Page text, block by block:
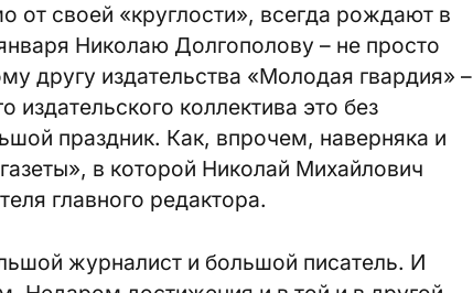
от своей «круглости», всегда рождают в
Николаю Долгополову – не просто
другу издательства «Молодая гвардия» –
издательского коллектива это без
праздник. Как, впрочем, наверняка и
в которой Николай Михайлович
главного редактора.
журналист и большой писатель. И